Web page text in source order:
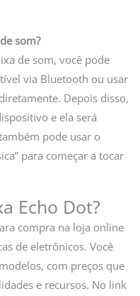
som?
de som, você pode
via Bluetooth ou usar
Depois disso,
e ela será
pode usar o
para começar a tocar
Echo Dot?
compra na loja online
de eletrônicos. Você
com preços que
e recursos. No link